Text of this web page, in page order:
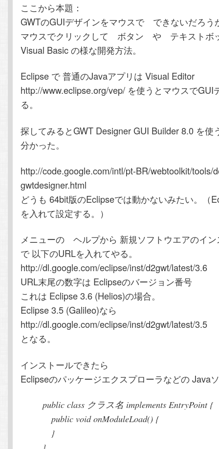
ここから本題：
GWTのGUIデザインをマウスで できないだろう
マウスでクリックして ボタン や テキストボ
Visual Basic の様な開発方法。
Eclipse で 普通のJavaアプリは Visual Editor
http://www.eclipse.org/vep/ を使うとマウスでGUI
る。
探してみるとGWT Designer GUI Builder 8.0 を使
分かった。
http://code.google.com/intl/pt-BR/webtoolkit/tools/
gwtdesigner.html
どうも 64bit版のEclipseでは動かないみたい。（
を入れて設定する。）
メニューの ヘルプから 新規ソフトウエアのイン
で 以下のURLを入れてやる。
http://dl.google.com/eclipse/inst/d2gwt/latest/3.6
URL末尾の数字は Eclipseのバージョン番号
これは Eclipse 3.6 (Helios)の場合。
Eclipse 3.5 (Galileo)なら
http://dl.google.com/eclipse/inst/d2gwt/latest/3.5
となる。
インストールできたら
Eclipseのパッケージエクスプローラなどの Java
public class クラス名 implements EntryPoint {
public void onModuleLoad() {
}